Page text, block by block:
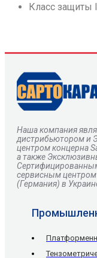
Класс защиты
Наша компания
дистрибьютором и
центромконцерна
а также
сервисным
(Германия) в